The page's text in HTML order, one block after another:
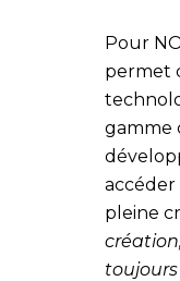
Pour
permet
gamme
accéder
pleine
toujours